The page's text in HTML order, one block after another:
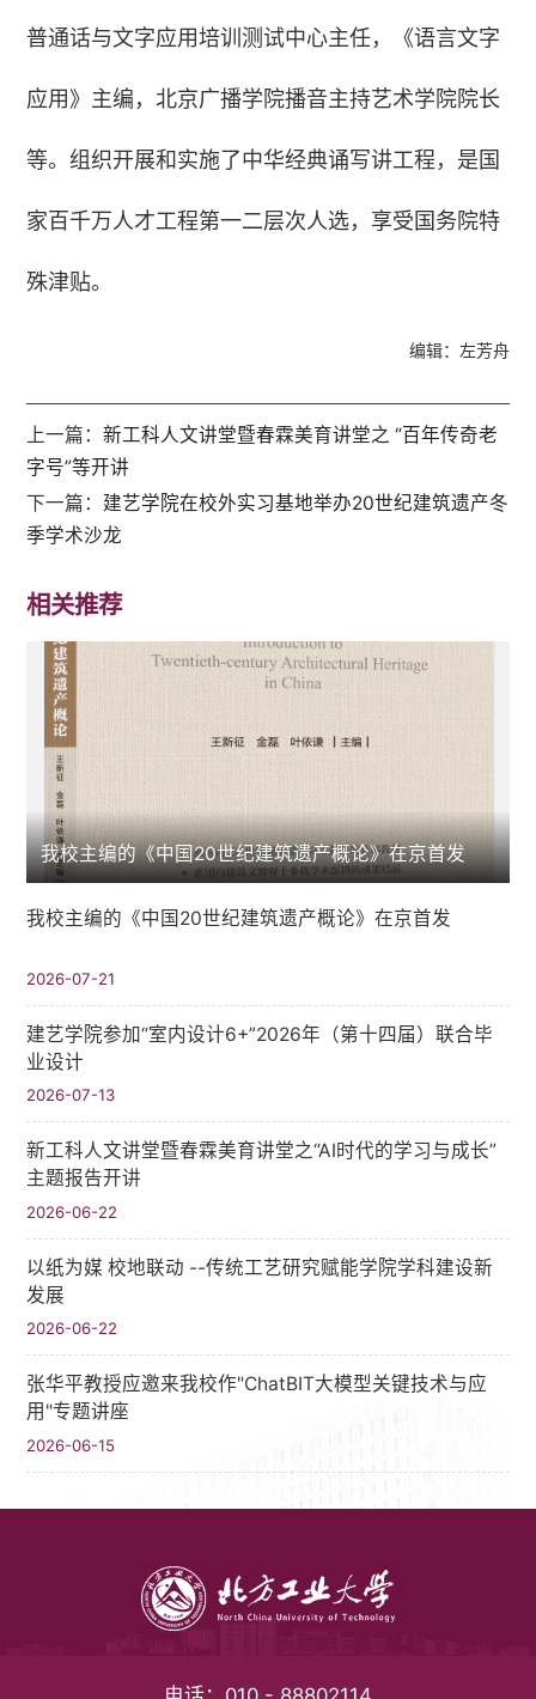
普通话与文字应用培训测试中心主任，《语言文字
应用》主编，北京广播学院播音主持艺术学院院长
等。组织开展和实施了中华经典诵写讲工程，是国
家百千万人才工程第一二层次人选，享受国务院特
殊津贴。
编辑：左芳舟
上一篇：新工科人文讲堂暨春霖美育讲堂之 “百年传奇老
字号”等开讲
下一篇： 建艺学院在校外实习基地举办20世纪建筑遗产冬
季学术沙龙
相关推荐
我校主编的《中国20世纪建筑遗产概论》在京首发
我校主编的《中国20世纪建筑遗产概论》在京首发
2026-07-21
建艺学院参加“室内设计6+”2026年（第十四届）联合毕
业设计
2026-07-13
新工科人文讲堂暨春霖美育讲堂之“AI时代的学习与成长”
主题报告开讲
2026-06-22
以纸为媒 校地联动 --传统工艺研究赋能学院学科建设新
发展
2026-06-22
张华平教授应邀来我校作"ChatBIT大模型关键技术与应
用"专题讲座
2026-06-15